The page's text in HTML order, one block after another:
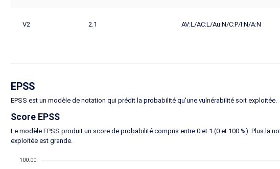
V2 2.1 AV:L/AC:L/Au:N/C:P/I:N/A:N
EPSS
EPSS est un modèle de notation qui prédit la probabilité qu'une vulnérabilité soit exploitée.
Score EPSS
Le modèle EPSS produit un score de probabilité compris entre 0 et 1 (0 et 100 %). Plus la
exploitée est grande.
100.00